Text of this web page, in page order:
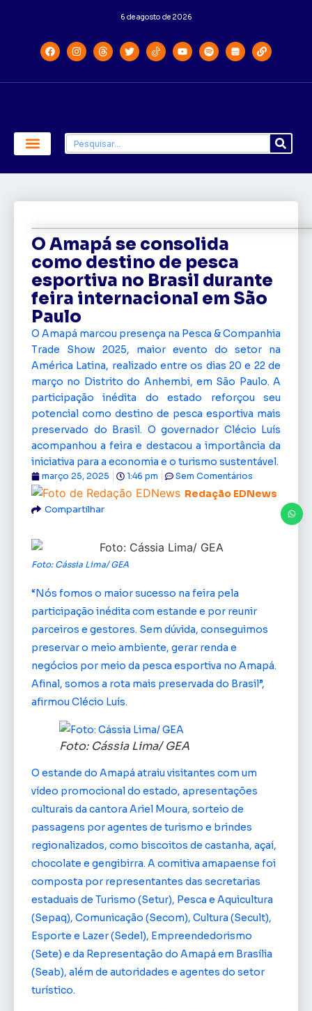
6 de agosto de 2026
O Amapá se consolida
como destino de pesca
esportiva no Brasil durante
feira internacional em São
Paulo
O Amapá marcou presença na Pesca & Companhia
Trade Show 2025, maior evento do setor na
América Latina, realizado entre os dias 20 e 22 de
março no Distrito do Anhembi, em São Paulo. A
participação inédita do estado reforçou seu
potencial como destino de pesca esportiva mais
preservado do Brasil. O governador Clécio Luís
acompanhou a feira e destacou a importância da
iniciativa para a economia e o turismo sustentável.
Redação EDNews
março 25, 2025 1:46 pm Sem Comentários
Compartilhar
Foto: Cássia Lima/ GEA
“Nós fomos o maior sucesso na feira pela
participação inédita com estande e por reunir
parceiros e gestores. Sem dúvida, conseguimos
preservar o meio ambiente, gerar renda e
negócios por meio da pesca esportiva no Amapá.
Afinal, somos a rota mais preservada do Brasil”,
afirmou Clécio Luís.
Foto: Cássia Lima/ GEA
O estande do Amapá atraiu visitantes com um
vídeo promocional do estado, apresentações
culturais da cantora Ariel Moura, sorteio de
passagens por agentes de turismo e brindes
regionalizados, como biscoitos de castanha, açaí,
chocolate e gengibirra. A comitiva amapaense foi
composta por representantes das secretarias
estaduais de Turismo (Setur), Pesca e Aquicultura
(Sepaq), Comunicação (Secom), Cultura (Secult),
Esporte e Lazer (Sedel), Empreendedorismo
(Sete) e da Representação do Amapá em Brasília
(Seab), além de autoridades e agentes do setor
turístico.